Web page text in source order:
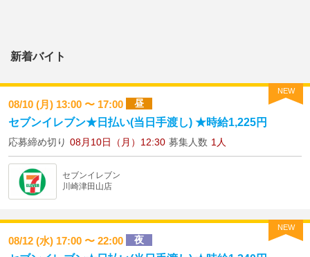
新着バイト
NEW
08/10 (月) 13:00 〜 17:00 昼
セブンイレブン★日払い(当日手渡し) ★時給1,225円
応募締め切り 08月10日（月）12:30 募集人数 1人
セブンイレブン
川崎津田山店
NEW
08/12 (水) 17:00 〜 22:00 夜